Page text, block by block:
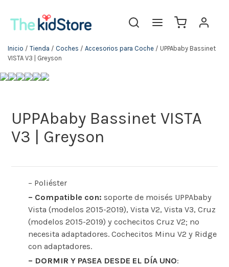
Inicio / Tienda / Coches / Accesorios para Coche / UPPAbaby Bassinet
VISTA V3 | Greyson
UPPAbaby Bassinet VISTA
V3 | Greyson
– Poliéster
– Compatible con: soporte de moisés UPPAbaby
Vista (modelos 2015-2019), Vista V2, Vista V3, Cruz
(modelos 2015-2019) y cochecitos Cruz V2; no
necesita adaptadores. Cochecitos Minu V2 y Ridge
con adaptadores.
– DORMIR Y PASEA DESDE EL DÍA UNO: